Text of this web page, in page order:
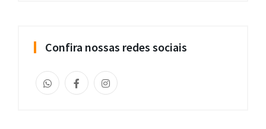
Confira nossas redes sociais